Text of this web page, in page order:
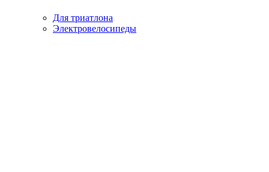
Для триатлона
Электровелосипеды